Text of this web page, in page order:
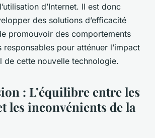
d’Internet. Il est donc
des solutions d’efficacité
promouvoir des comportements
responsables pour atténuer l’impact
de cette nouvelle technologie.
: L’équilibre entre les
les inconvénients de la